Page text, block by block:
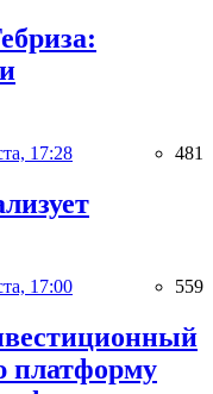
17:28 481
17:00 559
платформу